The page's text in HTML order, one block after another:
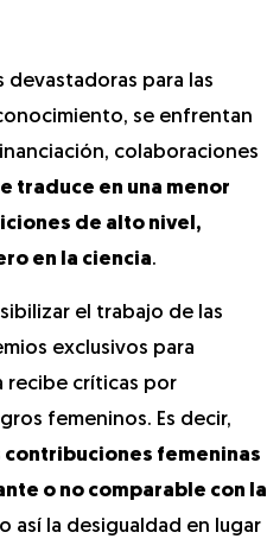
devastadoras para las
se enfrentan
colaboraciones
traduce en una menor
de alto nivel,
en la ciencia.
el trabajo de las
exclusivos para
recibe críticas por
femeninos. Es decir,
femeninas
o no comparable con la
así la desigualdad en lugar